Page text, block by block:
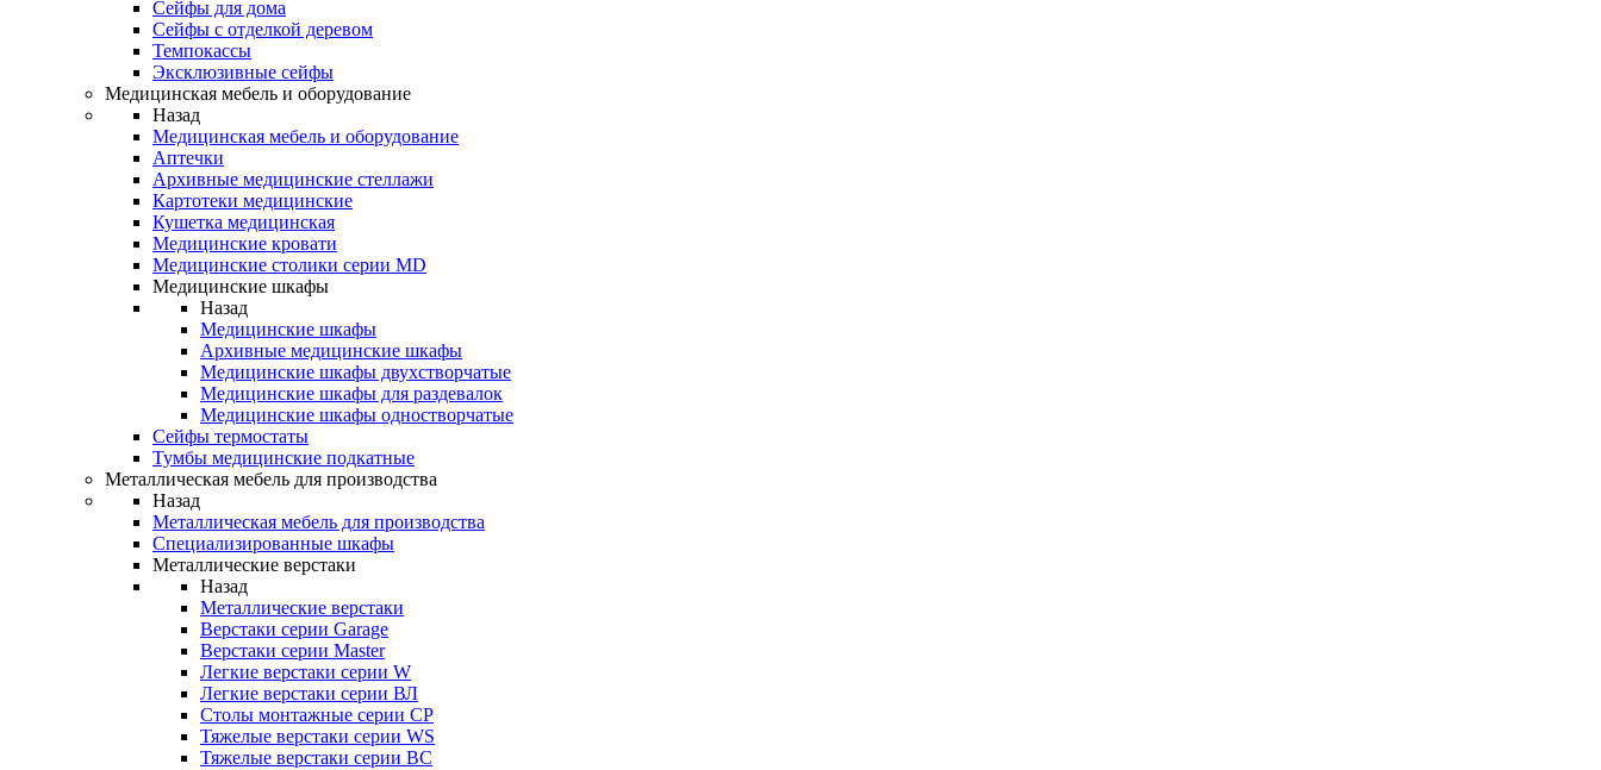
Сейфы для дома
Сейфы с отделкой деревом
Темпокассы
Эксклюзивные сейфы
Медицинская мебель и оборудование
Назад
Медицинская мебель и оборудование
Аптечки
Архивные медицинские стеллажи
Картотеки медицинские
Кушетка медицинская
Медицинские кровати
Медицинские столики серии MD
Медицинские шкафы
Назад
Медицинские шкафы
Архивные медицинские шкафы
Медицинские шкафы двухстворчатые
Медицинские шкафы для раздевалок
Медицинские шкафы одностворчатые
Сейфы термостаты
Тумбы медицинские подкатные
Металлическая мебель для производства
Назад
Металлическая мебель для производства
Cпециализированные шкафы
Металлические верстаки
Назад
Металлические верстаки
Верстаки серии Garage
Верстаки серии Master
Легкие верстаки серии W
Легкие верстаки серии ВЛ
Столы монтажные серии СР
Тяжелые верстаки серии WS
Тяжелые верстаки серии ВС